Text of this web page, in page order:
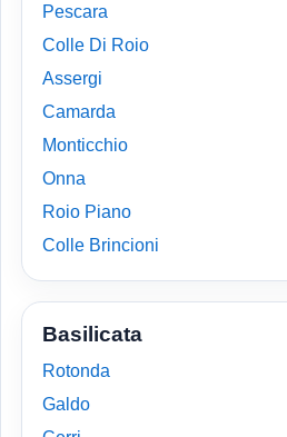
Pescara
Colle Di Roio
Assergi
Camarda
Monticchio
Onna
Roio Piano
Colle Brincioni
Basilicata
Rotonda
Galdo